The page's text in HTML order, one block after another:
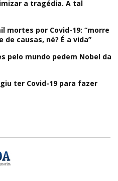
a tragédia. A tal
mortes por Covid-19: “morre
causas, né? É a vida”
pelo mundo pedem Nobel da
ter Covid-19 para fazer